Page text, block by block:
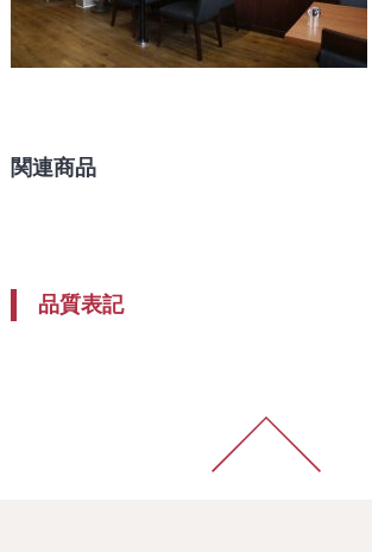
関連商品
品質表記